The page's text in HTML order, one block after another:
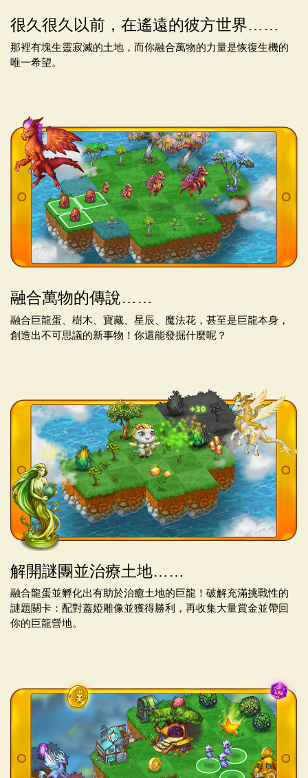
很久很久以前，在遙遠的彼方世界……
那裡有塊生靈寂滅的土地，而你融合萬物的力量是恢復生機的
唯一希望。
融合萬物的傳說……
融合巨龍蛋、樹木、寶藏、星辰、魔法花，甚至是巨龍本身，
創造出不可思議的新事物！你還能發掘什麼呢？
解開謎團並治療土地……
融合龍蛋並孵化出有助於治癒土地的巨龍！破解充滿挑戰性的
謎題關卡：配對蓋婭雕像並獲得勝利，再收集大量賞金並帶回
你的巨龍營地。